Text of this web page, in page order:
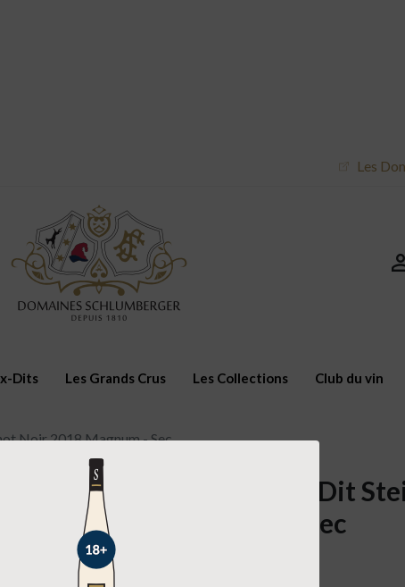
Les
Dits Les Grands Crus Les Collections Club du vin
Noir 2018 Magnum - Sec
AOC Alsace Lieu-Dit
2018 Magnum - Sec
72,50 €